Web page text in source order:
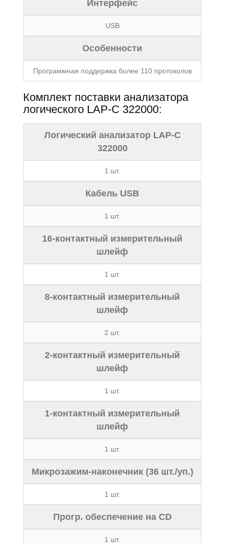
Интерфейс
USB
Особенности
Программная поддержка более 110 протоколов
Комплект поставки анализатора
логического LAP-C 322000:
Логический анализатор LAP-C
322000
1 шт.
Кабель USB
1 шт.
16-контактный измерительный
шлейф
1 шт.
8-контактный измерительный
шлейф
2 шт.
2-контактный измерительный
шлейф
1 шт.
1-контактный измерительный
шлейф
1 шт.
Микрозажим-наконечник (36 шт./уп.)
1 шт.
Прогр. обеспечение на CD
1 шт.